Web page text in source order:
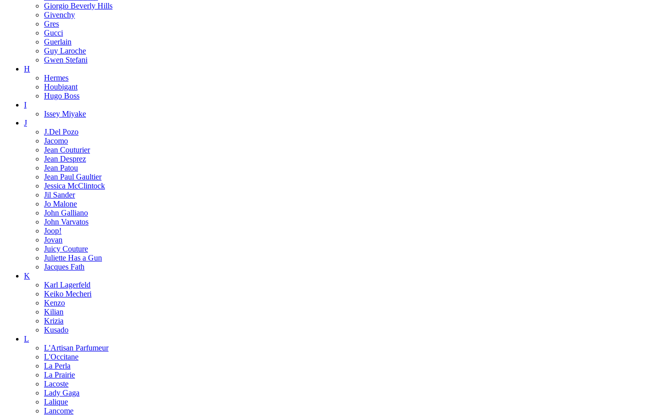
Giorgio Beverly Hills
Givenchy
Gres
Gucci
Guerlain
Guy Laroche
Gwen Stefani
H
Hermes
Houbigant
Hugo Boss
I
Issey Miyake
J
J.Del Pozo
Jacomo
Jean Couturier
Jean Desprez
Jean Patou
Jean Paul Gaultier
Jessica McClintock
Jil Sander
Jo Malone
John Galliano
John Varvatos
Joop!
Jovan
Juicy Couture
Juliette Has a Gun
Jacques Fath
K
Karl Lagerfeld
Keiko Mecheri
Kenzo
Kilian
Krizia
Kusado
L
L'Artisan Parfumeur
L'Occitane
La Perla
La Prairie
Lacoste
Lady Gaga
Lalique
Lancome